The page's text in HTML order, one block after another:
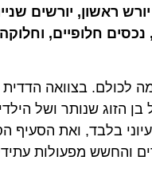
יורש ראשון, יורשים
נכסים חלופיים,
לכולם. בצוואה הדדית
בן הזוג שנותר ושל
בלבד, ואת הסעיף
והחשש מפעולות